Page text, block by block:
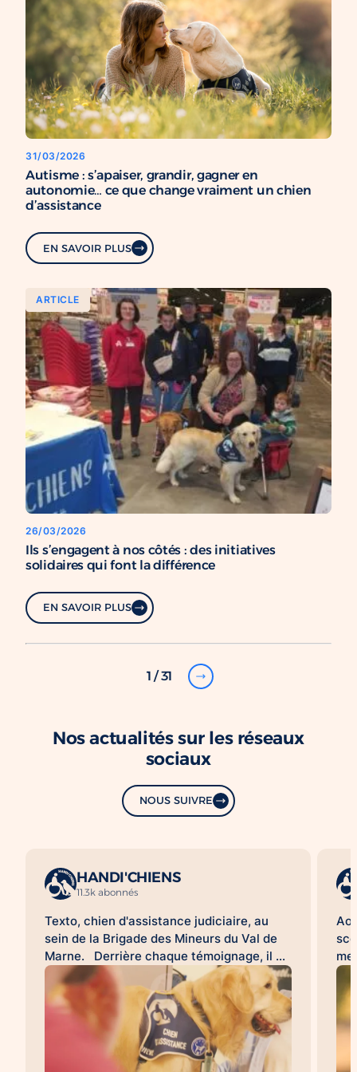
31/03/2026
Autisme : s’apaiser, grandir, gagner en
autonomie… ce que change vraiment un chien
d’assistance
EN SAVOIR PLUS
ARTICLE
26/03/2026
Ils s’engagent à nos côtés : des initiatives
solidaires qui font la différence
EN SAVOIR PLUS
1 / 31
Nos actualités sur les réseaux
sociaux
NOUS SUIVRE
HANDI'CHIENS
11.3k abonnés
Texto, chien d'assistance judiciaire, au
sein de la Brigade des Mineurs du Val de
Marne. Derrière chaque témoignage, il y
a une histoire difficile à raconter. Pour de
nombreuses victimes, franchir la porte
d'un commissariat ou d'un tribunal, revivre
les faits lors d'une audition ou d'une
expertise peut être une épreuve. À leurs
côtés, les chiens d'assistance judiciaire